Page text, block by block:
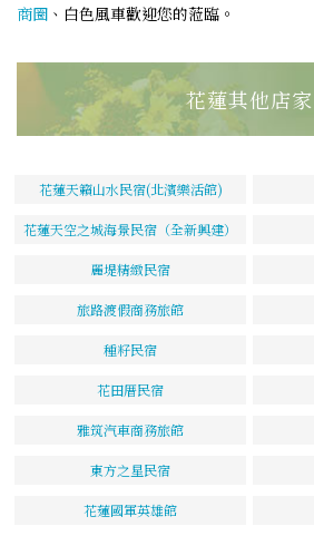
商圈 、白色風車歡迎您的蒞臨。
花蓮其他店家
花蓮天籟山水民宿(北濱樂活館)
花蓮天空之城海景民宿（全新興建）
麗堤精緻民宿
旅路渡假商務旅館
種籽民宿
花田厝民宿
雅筑汽車商務旅館
東方之星民宿
花蓮國軍英雄館